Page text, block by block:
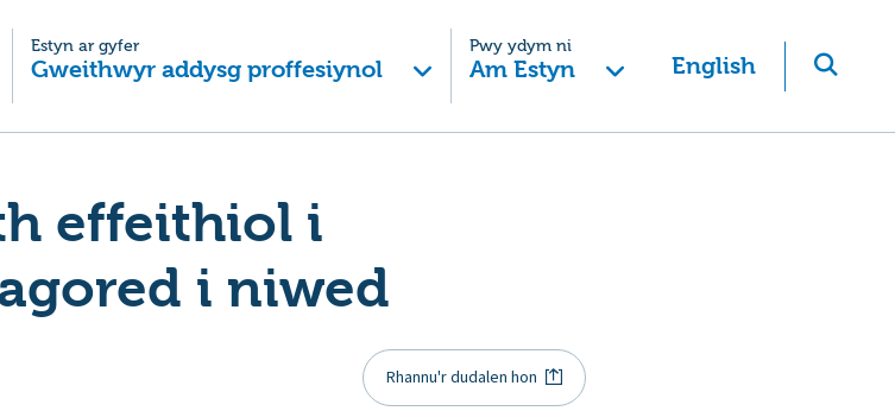
Estyn ar gyfer
Gweithwyr addysg proffesiynol
Pwy ydym ni
Am Estyn English
effeithiol i
i niwed
Rhannu'r dudalen hon